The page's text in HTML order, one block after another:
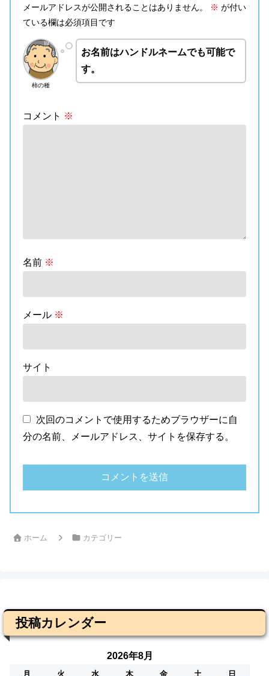
メールアドレスが公開されることはありません。 ※ が付い
ている欄は必須項目です
柿の種
お名前はハンドルネームでも可能で
す。
コメント ※
名前 ※
メール ※
サイト
次回のコメントで使用するためブラウザーに自
分の名前、メールアドレス、サイトを保存する。
ホーム カテゴリー
投稿カレンダー
2026年8月
月 火 水 木 金 土
日